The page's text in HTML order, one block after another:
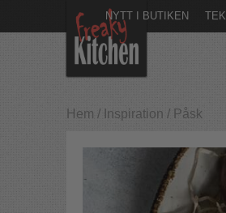
NYTT I BUTIKEN
Hem / Inspiration / Påsk